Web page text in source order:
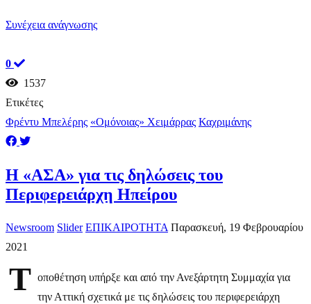
Συνέχεια ανάγνωσης
0
1537
Ετικέτες
Φρέντυ Μπελέρης «Ομόνοιας» Χειμάρρας Καχριμάνης
Η «ΑΣΑ» για τις δηλώσεις του
Περιφερειάρχη Ηπείρου
Newsroom Slider ΕΠΙΚΑΙΡΟΤΗΤΑ Παρασκευή, 19 Φεβρουαρίου
2021
Τ οποθέτηση υπήρξε και από την Ανεξάρτητη Συμμαχία για
την Αττική σχετικά με τις δηλώσεις του περιφερειάρχη